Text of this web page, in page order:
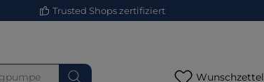
Trusted Shops zertifiziert
Wunschzettel